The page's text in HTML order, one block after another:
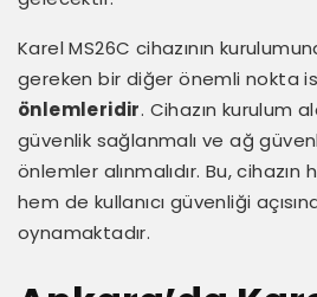
Karel MS26C cihazının
gereken bir diğer önemli nokta
önlemleridir. Cihazın kurulum
güvenlik sağlanmalı ve ağ
önlemler alınmalıdır. Bu,
hem de kullanıcı güvenliği
oynamaktadır.